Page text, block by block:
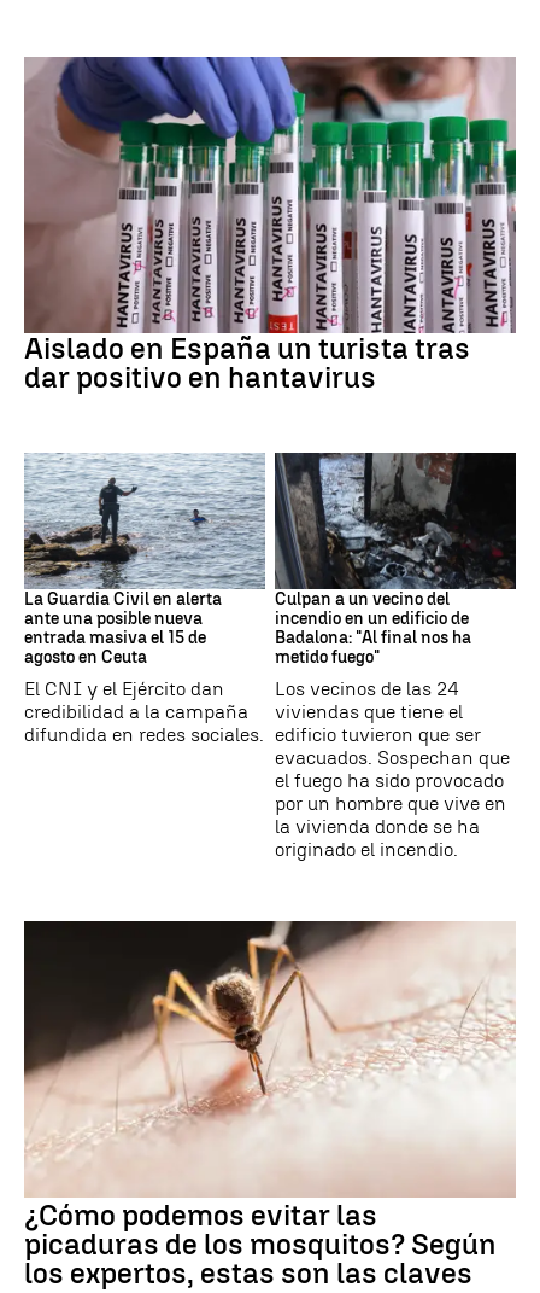
Aislado en España un turista tras
dar positivo en hantavirus
Ceuta
La Guardia Civil en alerta
ante una posible nueva
entrada masiva el 15 de
agosto en Ceuta
El CNI y el Ejército dan
credibilidad a la campaña
difundida en redes sociales.
Cataluña
Culpan a un vecino del
incendio en un edificio de
Badalona: "Al final nos ha
metido fuego"
Los vecinos de las 24
viviendas que tiene el
edificio tuvieron que ser
evacuados. Sospechan que
el fuego ha sido provocado
por un hombre que vive en
la vivienda donde se ha
originado el incendio.
¿Cómo podemos evitar las
picaduras de los mosquitos? Según
los expertos, estas son las claves